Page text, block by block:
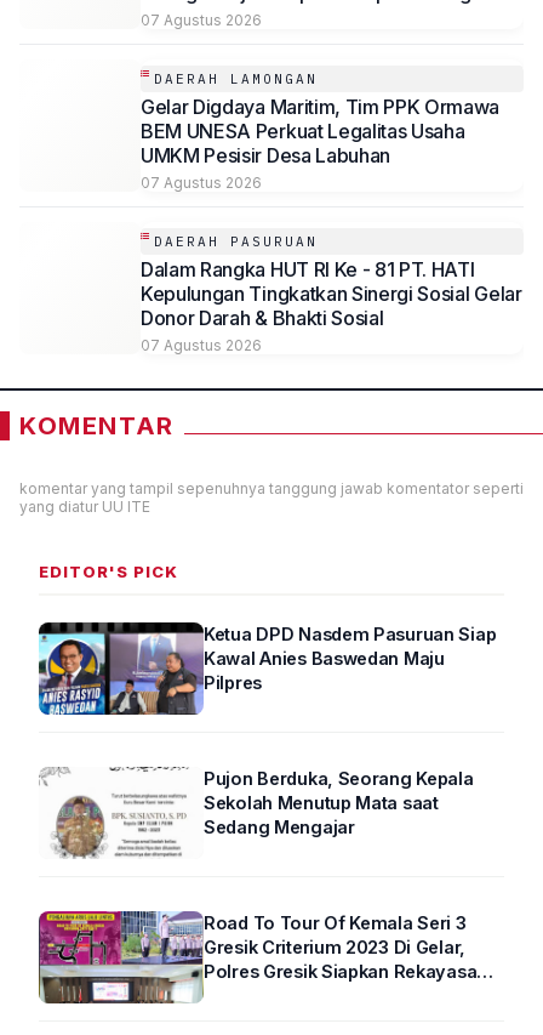
Solusi Ramah Lingkungan
07 Agustus 2026
DAERAH LAMONGAN
Gelar Digdaya Maritim, Tim PPK Ormawa
BEM UNESA Perkuat Legalitas Usaha
UMKM Pesisir Desa Labuhan
07 Agustus 2026
DAERAH PASURUAN
Dalam Rangka HUT RI Ke - 81 PT. HATI
Kepulungan Tingkatkan Sinergi Sosial Gelar
Donor Darah & Bhakti Sosial
07 Agustus 2026
KOMENTAR
komentar yang tampil sepenuhnya tanggung jawab komentator seperti
yang diatur UU ITE
EDITOR'S PICK
Ketua DPD Nasdem Pasuruan Siap
Kawal Anies Baswedan Maju
Pilpres
Pujon Berduka, Seorang Kepala
Sekolah Menutup Mata saat
Sedang Mengajar
Road To Tour Of Kemala Seri 3
Gresik Criterium 2023 Di Gelar,
Polres Gresik Siapkan Rekayasa